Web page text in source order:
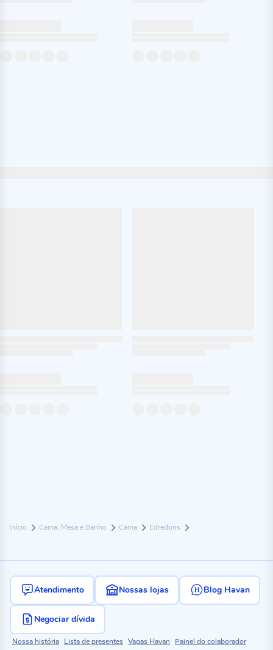
Início Cama, Mesa e Banho Cama Edredons
Atendimento Nossas lojas Blog Havan
Negociar dívida
Nossa história Lista de presentes Vagas Havan Painel do colaborador